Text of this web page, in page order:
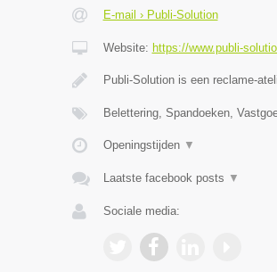
E-mail › Publi-Solution
Website: https://www.publi-
Publi-Solution is een reclame-
Belettering, Spandoeken,
Openingstijden ▼
Laatste facebook posts ▼
Sociale media: